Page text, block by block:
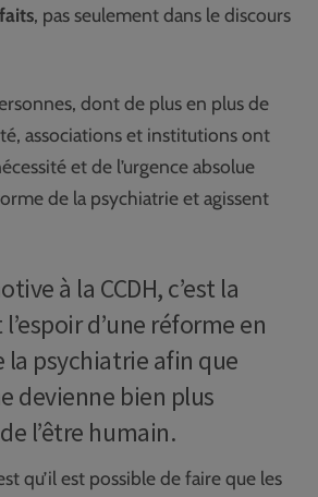
, pas seulement dans le discours
dont de plus en plus de
associations et institutions ont
et de l’urgence absolue
de la psychiatrie et agissent
à la CCDH, c’est la
d’une réforme en
la psychiatrie afin que
devienne bien plus
l’être humain.
qu’il est possible de faire que les